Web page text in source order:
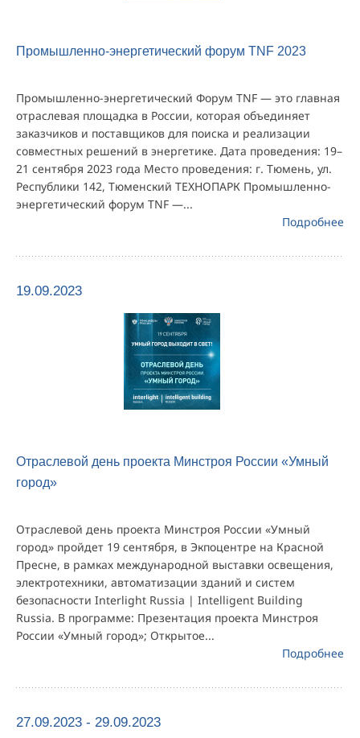
Промышленно-энергетический форум TNF 2023
Промышленно-энергетический Форум TNF — это главная
отраслевая площадка в России, которая объединяет
заказчиков и поставщиков для поиска и реализации
совместных решений в энергетике. Дата проведения: 19–
21 сентября 2023 года Место проведения: г. Тюмень, ул.
Республики 142, Тюменский ТЕХНОПАРК Промышленно-
энергетический форум TNF —...
Подробнее
19.09.2023
Отраслевой день проекта Минстроя России «Умный
город»
Отраслевой день проекта Минстроя России «Умный
город» пройдет 19 сентября, в Экпоцентре на Красной
Пресне, в рамках международной выставки освещения,
электротехники, автоматизации зданий и систем
безопасности Interlight Russia | Intelligent Building
Russia. В программе: Презентация проекта Минстроя
России «Умный город»; Открытое...
Подробнее
27.09.2023 - 29.09.2023